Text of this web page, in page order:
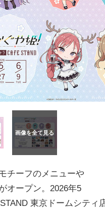
チーフのメニューや
オープン。2026年5
東京ドームシティ